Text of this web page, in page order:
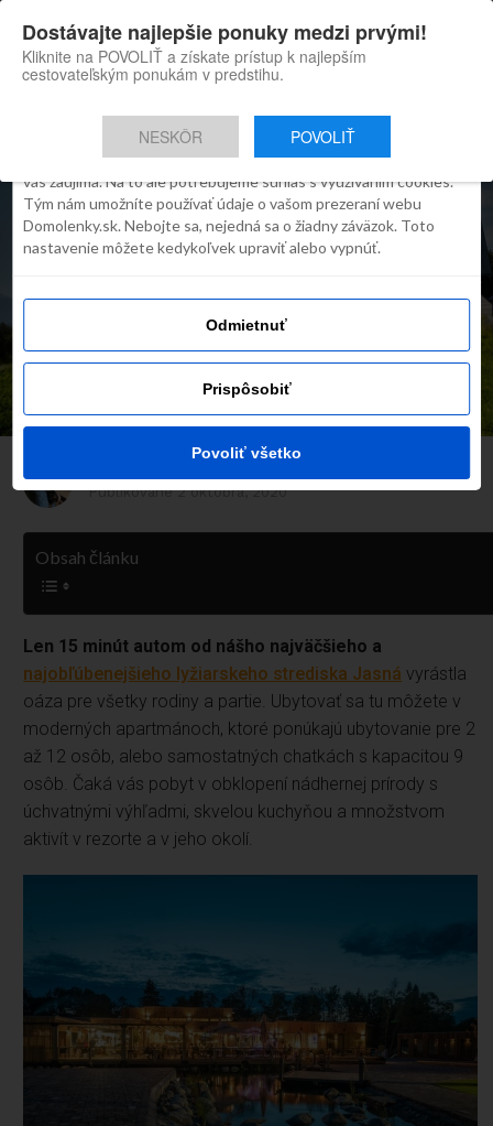
Domolenky appka
Skvelé tipy na cestovanie po
Slovensku
Inštaluj
Dokonalé miesto pre celú
rodinu v každom ročnom
období? Taký je nový rezort
Publikované 2 októbra, 2020
Obsah článku
Len 15 minút autom od nášho najväčšieho a
najobľúbenejšieho lyžiarskeho strediska Jasná vyrástla
oáza pre všetky rodiny a partie. Ubytovať sa tu môžete v
moderných apartmánoch, ktoré ponúkajú ubytovanie pre 2
až 12 osôb, alebo samostatných chatkách s kapacitou 9
osôb. Čaká vás pobyt v obklopení nádhernej prírody s
úchvatnými výhľadmi, skvelou kuchyňou a množstvom
aktivít v rezorte a v jeho okolí.
Súhlas Detaily O cookies
Robíme všetko preto, aby sme vám zobrazovali iba obsah, ktorý
vás zaujíma. Na to ale potrebujeme súhlas s využívaním cookies.
Tým nám umožníte používať údaje o vašom prezeraní webu
Domolenky.sk. Nebojte sa, nejedná sa o žiadny záväzok. Toto
nastavenie môžete kedykoľvek upraviť alebo vypnúť.
Odmietnuť
Prispôsobiť
Povoliť všetko
Dostávajte najlepšie ponuky medzi prvými!
Kliknite na POVOLIŤ a získate prístup k najlepším
cestovateľským ponukám v predstihu.
NESKÔR POVOLIŤ